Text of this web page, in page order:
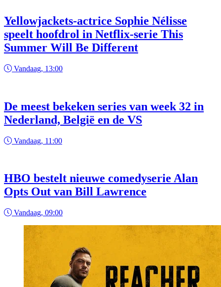
Yellowjackets-actrice Sophie Nélisse
speelt hoofdrol in Netflix-serie This
Summer Will Be Different
Vandaag, 13:00
De meest bekeken series van week 32 in
Nederland, België en de VS
Vandaag, 11:00
HBO bestelt nieuwe comedyserie Alan
Opts Out van Bill Lawrence
Vandaag, 09:00